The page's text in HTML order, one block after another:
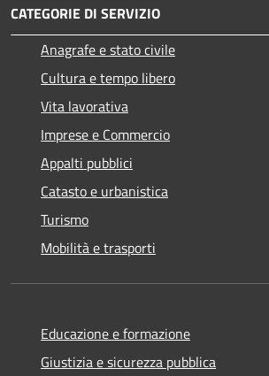
CATEGORIE DI SERVIZIO
Anagrafe e stato civile
Cultura e tempo libero
Vita lavorativa
Imprese e Commercio
Appalti pubblici
Catasto e urbanistica
Turismo
Mobilità e trasporti
Educazione e formazione
Giustizia e sicurezza pubblica